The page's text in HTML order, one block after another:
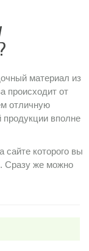
материал из
происходит от
отличную
вполне
сайте которого вы
Сразу же можно